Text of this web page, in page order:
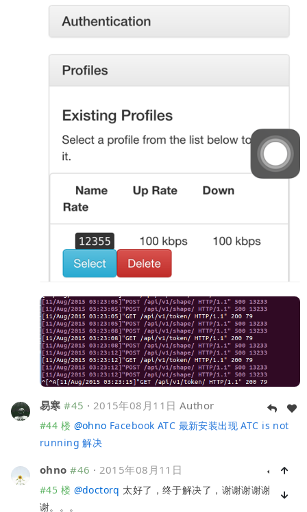
易寒 #45 · 2015年08月11日 Author
#44 楼 @ohno Facebook ATC 最新安装出现 ATC is not
running 解决
ohno #46 · 2015年08月11日
#45 楼 @doctorq 太好了，终于解决了，谢谢谢谢谢
谢。。。